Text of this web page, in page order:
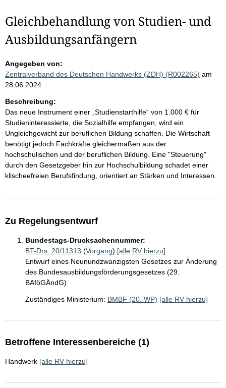
Gleichbehandlung von Studien- und
Ausbildungsanfängern
Angegeben von:
Zentralverband des Deutschen Handwerks (ZDH) (R002265) am
28.06.2024
Beschreibung:
Das neue Instrument einer „Studienstarthilfe“ von 1.000 € für
Studieninteressierte, die Sozialhilfe empfangen, wird ein
Ungleichgewicht zur beruflichen Bildung schaffen. Die Wirtschaft
benötigt jedoch Fachkräfte gleichermaßen aus der
hochschulischen und der beruflichen Bildung. Eine "Steuerung"
durch den Gesetzgeber hin zur Hochschulbildung schadet einer
klischeefreien Berufsfindung, orientiert an Stärken und Interessen.
Zu Regelungsentwurf
Bundestags-Drucksachennummer:
BT-Drs. 20/11313 (Vorgang) [alle RV hierzu]
Entwurf eines Neunundzwanzigsten Gesetzes zur Änderung
des Bundesausbildungsförderungsgesetzes (29.
BAföGÄndG)
Zuständiges Ministerium: BMBF (20. WP) [alle RV hierzu]
Betroffene Interessenbereiche (1)
Handwerk [alle RV hierzu]